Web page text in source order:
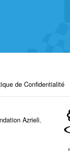
de Confidentialité
Azrieli,